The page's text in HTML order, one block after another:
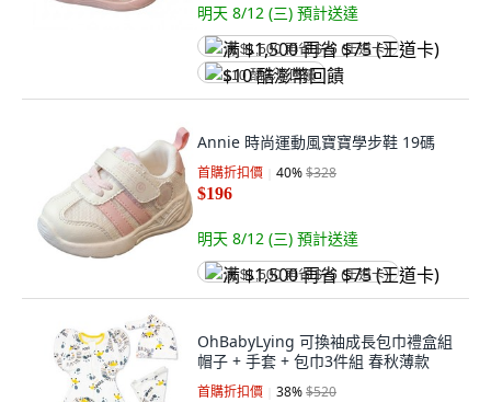
明天 8/12 (三) 預計送達
满 $1,500 再省 $75 (王道卡)
$10 酷澎幣回饋
Annie 時尚運動風寶寶學步鞋 19碼
首購折扣價 40%$328
$196
明天 8/12 (三) 預計送達
满 $1,500 再省 $75 (王道卡)
OhBabyLying 可換袖成長包巾禮盒組
帽子 + 手套 + 包巾3件組 春秋薄款
首購折扣價 38%$520